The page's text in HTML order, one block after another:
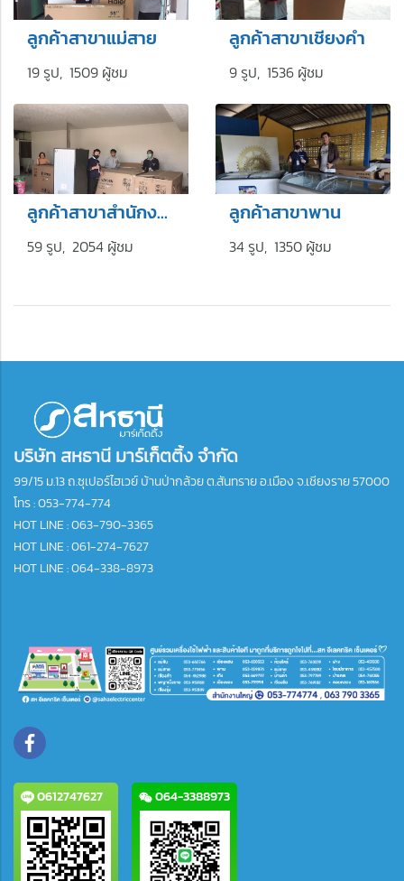
ลูกค้าสาขาแม่สาย
19 รูป, 1509 ผู้ชม
ลูกค้าสาขาเชียงคำ
9 รูป, 1536 ผู้ชม
ลูกค้าสาขาสำนักงานใหญ่
59 รูป, 2054 ผู้ชม
ลูกค้าสาขาพาน
34 รูป, 1350 ผู้ชม
บริษัท สหธานี มาร์เก็ตติ้ง จำกัด
99/15 ม.13 ถ.ซุเปอร์ไฮเวย์ บ้านป่ากล้วย ต.สันทราย อ.เมือง จ.เชียงราย 57000
โทร :053-774-774
HOT LINE : 063-790-3365
HOT LINE : 061-274-7627
HOT LINE : 064-338-8973
0612747627 064-3388973